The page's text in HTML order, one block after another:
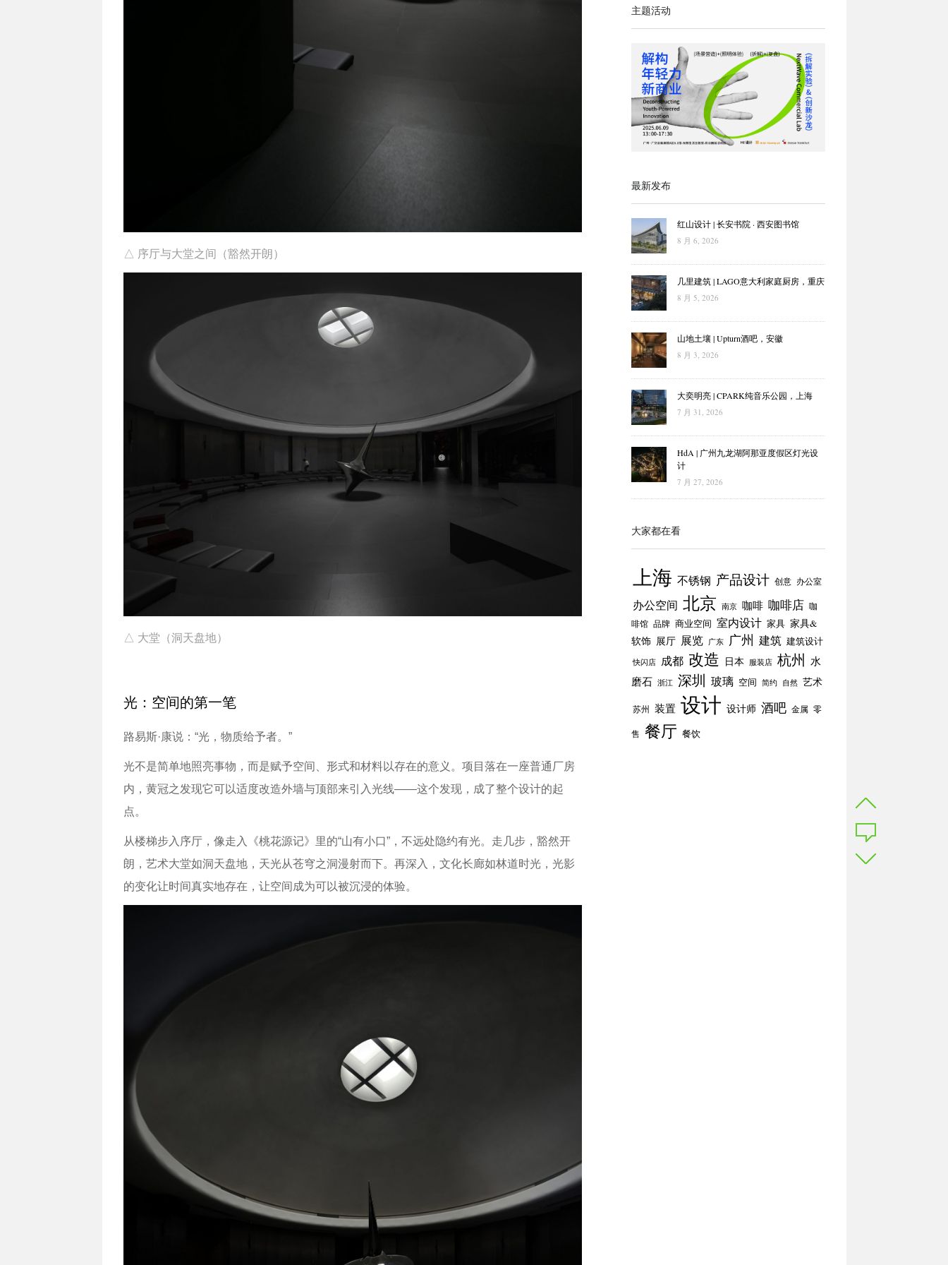
△ 序厅与大堂之间（豁然开朗）
△ 大堂（洞天盘地）
光：空间的第一笔
路易斯·康说：“光，物质给予者。”
光不是简单地照亮事物，而是赋予空间、形式和材料以存在的意义。项目落在一座普通厂房
内，黄冠之发现它可以适度改造外墙与顶部来引入光线——这个发现，成了整个设计的起
点。
从楼梯步入序厅，像走入《桃花源记》里的“山有小口”，不远处隐约有光。走几步，豁然开
朗，艺术大堂如洞天盘地，天光从苍穹之洞漫射而下。再深入，文化长廊如林道时光，光影
的变化让时间真实地存在，让空间成为可以被沉浸的体验。
主题活动
最新发布
红山设计 | 长安书院 · 西安图书馆
8 月 6, 2026
几里建筑 | LAGO意大利家庭厨房，重庆
8 月 5, 2026
山地土壤 | Upturn酒吧，安徽
8 月 3, 2026
大奕明亮 | CPARK纯音乐公园，上海
7 月 31, 2026
HdA | 广州九龙湖阿那亚度假区灯光设
计
7 月 27, 2026
大家都在看
上海 不锈钢 产品设计 创意 办公室
办公空间 北京 南京 咖啡 咖啡店 咖
啡馆 品牌 商业空间 室内设计 家具 家具&
软饰 展厅 展览 广东 广州 建筑 建筑设计
快闪店 成都 改造 日本 服装店 杭州 水
磨石 浙江 深圳 玻璃 空间 简约 自然 艺术
苏州 装置 设计 设计师 酒吧 金属 零
售 餐厅 餐饮